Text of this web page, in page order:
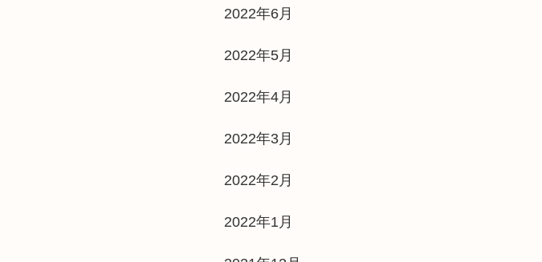
2022年6月
2022年5月
2022年4月
2022年3月
2022年2月
2022年1月